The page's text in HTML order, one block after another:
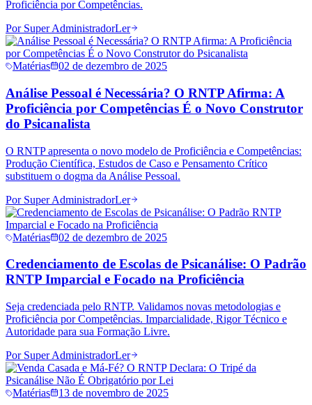
Proficiência por Competências.
Por Super AdministradorLer
Matérias 02 de dezembro de 2025
Análise Pessoal é Necessária? O RNTP Afirma: A
Proficiência por Competências É o Novo Construtor
do Psicanalista
O RNTP apresenta o novo modelo de Proficiência e Competências:
Produção Científica, Estudos de Caso e Pensamento Crítico
substituem o dogma da Análise Pessoal.
Por Super AdministradorLer
Matérias 02 de dezembro de 2025
Credenciamento de Escolas de Psicanálise: O Padrão
RNTP Imparcial e Focado na Proficiência
Seja credenciada pelo RNTP. Validamos novas metodologias e
Proficiência por Competências. Imparcialidade, Rigor Técnico e
Autoridade para sua Formação Livre.
Por Super AdministradorLer
Matérias 13 de novembro de 2025